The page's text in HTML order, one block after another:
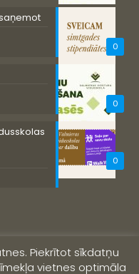
0
0
0
Piekrītot sīkdatņu
vietnes optimāla